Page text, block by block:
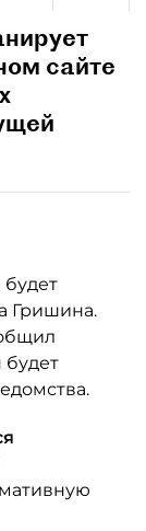
сайте
Гришина.
будет